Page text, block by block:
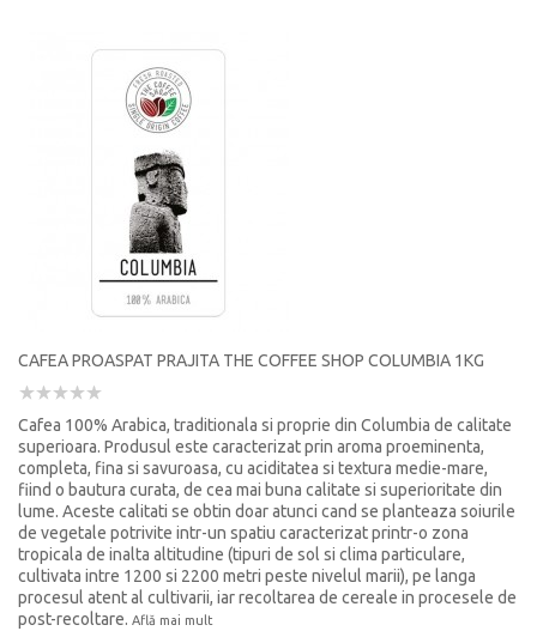
CAFEA PROASPAT PRAJITA THE COFFEE SHOP COLUMBIA 1KG
Cafea 100% Arabica, traditionala si proprie din Columbia de calitate
superioara. Produsul este caracterizat prin aroma proeminenta,
completa, fina si savuroasa, cu aciditatea si textura medie-mare,
fiind o bautura curata, de cea mai buna calitate si superioritate din
lume. Aceste calitati se obtin doar atunci cand se planteaza soiurile
de vegetale potrivite intr-un spatiu caracterizat printr-o zona
tropicala de inalta altitudine (tipuri de sol si clima particulare,
cultivata intre 1200 si 2200 metri peste nivelul marii), pe langa
procesul atent al cultivarii, iar recoltarea de cereale in procesele de
post-recoltare. Află mai mult